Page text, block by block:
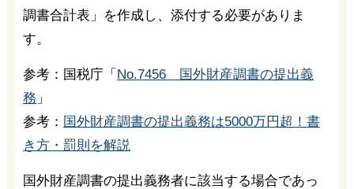
調書合計表」を作成し、添付する必要がありま
す。
参考：国税庁「 No.7456 国外財産調書の提出義
務 」
参考： 国外財産調書の提出義務は5000万円超！書
き方・罰則を解説
国外財産調書の提出義務者に該当する場合であっ